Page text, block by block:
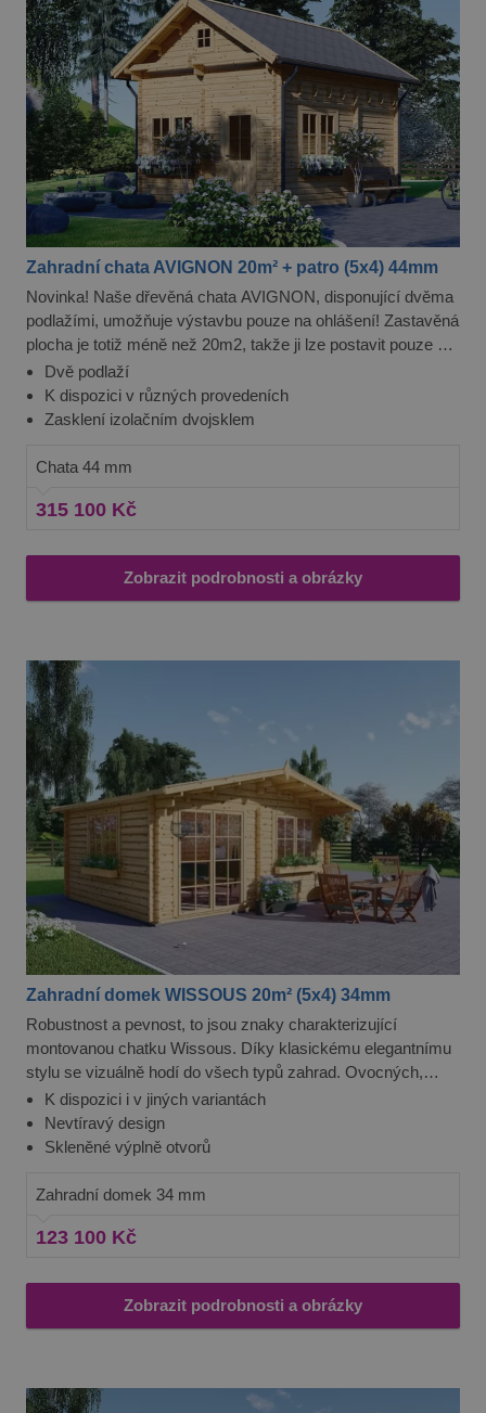
Zahradní chata AVIGNON 20m² + patro (5x4) 44mm
Novinka! Naše dřevěná chata AVIGNON, disponující dvěma
podlažími, umožňuje výstavbu pouze na ohlášení! Zastavěná
plocha je totiž méně než 20m2, takže ji lze postavit pouze na
"Ohlášení stavby" takže nepotřebujete žádné další stavební
povolení. Mimo to je to krásná letní a víkendová chata.
Dvě podlaží
K dispozici v různých provedeních
Zasklení izolačním dvojsklem
Chata 44 mm
315 100 Kč
Zobrazit podrobnosti a obrázky
Zahradní domek WISSOUS 20m² (5x4) 34mm
Robustnost a pevnost, to jsou znaky charakterizující
montovanou chatku Wissous. Díky klasickému elegantnímu
stylu se vizuálně hodí do všech typů zahrad. Ovocných,
stejně jako květinových, velkých, stejně jako malých. Uplatní
se téměř všude a vám se odmění svou praktičností.
K dispozici i v jiných variantách
Nevtíravý design
Skleněné výplně otvorů
Zahradní domek 34 mm
123 100 Kč
Zobrazit podrobnosti a obrázky
prohlížeč
webu
soubory